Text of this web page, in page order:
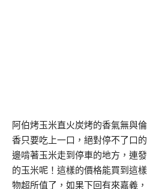
阿伯烤玉米直火炭烤的香氣無與
香只要吃上一口，絕對停不了口
邊啃著玉米走到停車的地方，連
的玉米呢！這樣的價格能買到這
物超所值了，如果下回有來嘉義